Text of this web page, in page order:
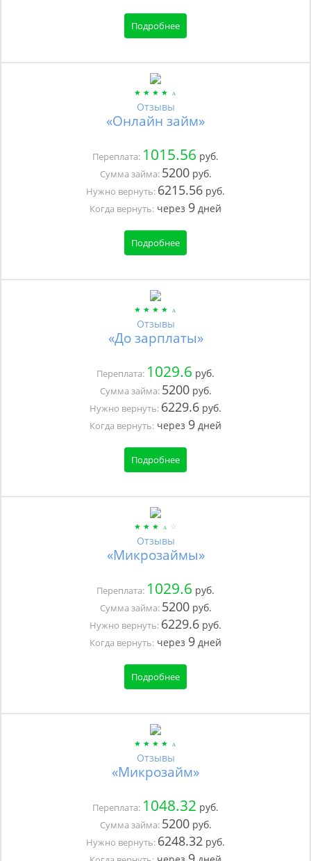
Подробнее
Отзывы
«Онлайн займ»
Переплата: 1015.56 руб.
Сумма займа: 5200руб.
Нужно вернуть: 6215.56 руб.
Когда вернуть: через 9 дней
Подробнее
Отзывы
«До зарплаты»
Переплата: 1029.6 руб.
Сумма займа: 5200руб.
Нужно вернуть: 6229.6 руб.
Когда вернуть: через 9 дней
Подробнее
Отзывы
«Микрозаймы»
Переплата: 1029.6 руб.
Сумма займа: 5200руб.
Нужно вернуть: 6229.6 руб.
Когда вернуть: через 9 дней
Подробнее
Отзывы
«Микрозайм»
Переплата: 1048.32 руб.
Сумма займа: 5200руб.
Нужно вернуть: 6248.32 руб.